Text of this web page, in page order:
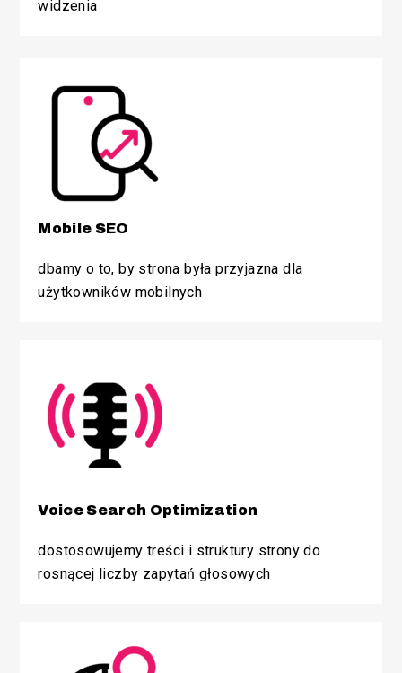
widzenia
Mobile SEO
dbamy o to, by strona była przyjazna dla
użytkowników mobilnych
Voice Search Optimization
dostosowujemy treści i struktury strony do
rosnącej liczby zapytań głosowych